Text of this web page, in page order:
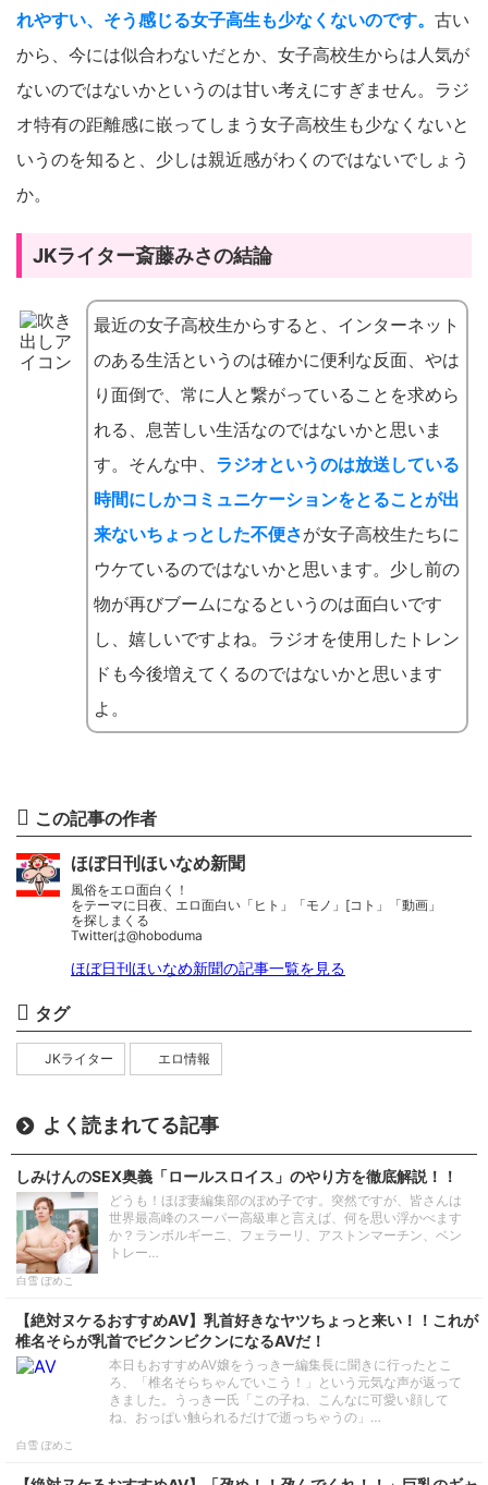
れやすい、そう感じる女子高生も少なくないのです。 古い
から、今には似合わないだとか、女子高校生からは人気が
ないのではないかというのは甘い考えにすぎません。ラジ
オ特有の距離感に嵌ってしまう女子高校生も少なくないと
いうのを知ると、少しは親近感がわくのではないでしょう
か。
JKライター斎藤みさの結論
最近の女子高校生からすると、インターネット
のある生活というのは確かに便利な反面、やは
り面倒で、常に人と繋がっていることを求めら
れる、息苦しい生活なのではないかと思いま
す。そんな中、 ラジオというのは放送している
時間にしかコミュニケーションをとることが出
来ないちょっとした不便さが女子高校生たちに
ウケているのではないかと思います。少し前の
物が再びブームになるというのは面白いです
し、嬉しいですよね。ラジオを使用したトレン
ドも今後増えてくるのではないかと思います
よ。
この記事の作者
ほぼ日刊ほいなめ新聞
風俗をエロ面白く！
をテーマに日夜、エロ面白い「ヒト」「モノ」[コト」「動画」
を探しまくる
Twitterは@hoboduma
ほぼ日刊ほいなめ新聞の記事一覧を見る
タグ
JKライター エロ情報
よく読まれてる記事
しみけんのSEX奥義「ロールスロイス」のやり方を徹底解説！！
どうも！ほぼ妻編集部のぽめ子です。突然ですが、皆さんは
世界最高峰のスーパー高級車と言えば、何を思い浮かべます
か？ランボルギーニ、フェラーリ、アストンマーチン、ベン
トレー…
白雪 ぽめこ
【絶対ヌケるおすすめAV】乳首好きなヤツちょっと来い！！これが
椎名そらが乳首でビクンビクンになるAVだ！
本日もおすすめAV嬢をうっきー編集長に聞きに行ったとこ
ろ、「椎名そらちゃんでいこう！」という元気な声が返って
きました。うっきー氏「この子ね、こんなに可愛い顔して
ね、おっぱい触られるだけで逝っちゃうの」…
白雪 ぽめこ